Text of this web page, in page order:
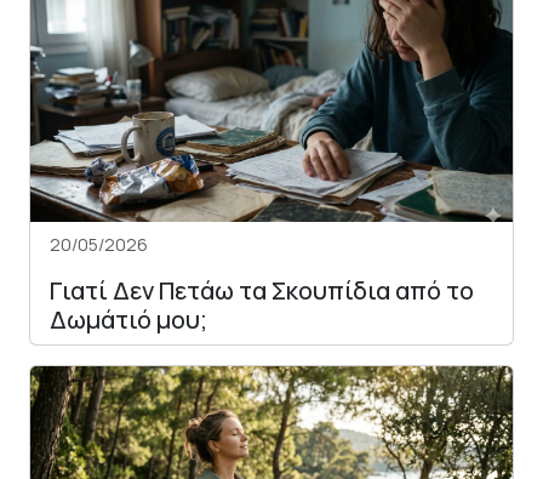
20/05/2026
Γιατί Δεν Πετάω τα Σκουπίδια από το
Δωμάτιό μου;